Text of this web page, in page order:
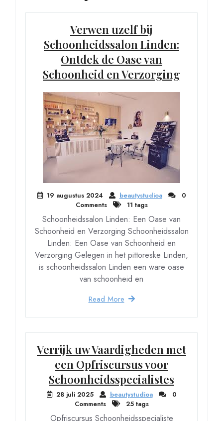
Verwen uzelf bij
Schoonheidssalon Linden:
Ontdek de Oase van
Schoonheid en Verzorging
19 augustus 2024 beautystudioa
0
Comments
11 tags
Schoonheidssalon Linden: Een Oase van
Schoonheid en Verzorging Schoonheidssalon
Linden: Een Oase van Schoonheid en
Verzorging Gelegen in het pittoreske Linden,
is schoonheidssalon Linden een ware oase
van schoonheid en
Read More
Verrijk uw Vaardigheden met
een Opfriscursus voor
Schoonheidsspecialistes
28 juli 2025 beautystudioa
0
Comments
25 tags
Opfriscursus Schoonheidsspecialiste